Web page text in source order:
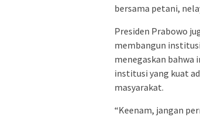
bersama petani,
Presiden Prabowo
membangun
menegaskan bahwa
institusi yang kuat
masyarakat.
“Keenam, jangan